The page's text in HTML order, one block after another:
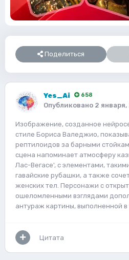
Поделиться
Yes_Ai 658
Опубликовано 2
Изображение, созданное
стиле Бориса Валеджио,
рептилоидов за барными
сцена напоминает атмосферу
Лас-Вегасе', с элементами,
гавайские рубашки, а также
женских тел. Персонажи с
ошеломленными взглядами
антураж картины, выполненной в
Цитата